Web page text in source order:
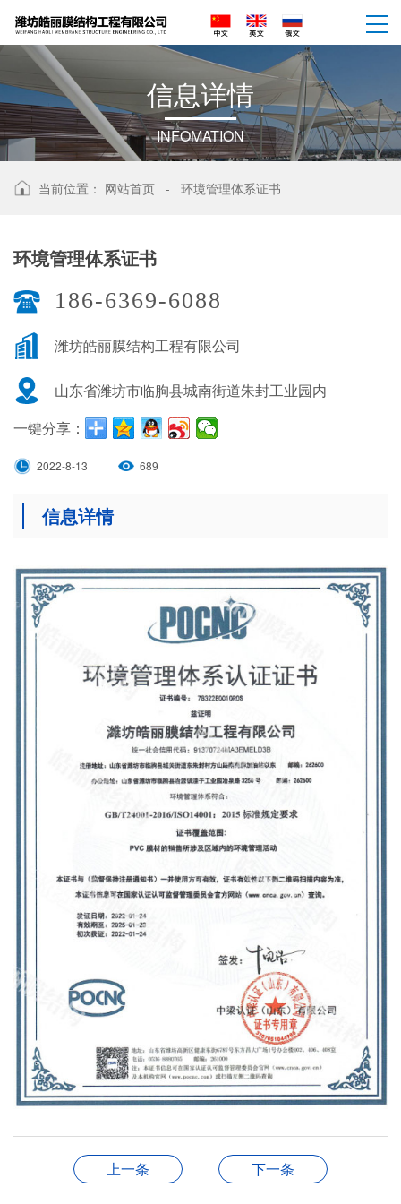
信息详情
INFOMATION
当前位置： 网站首页 - 环境管理体系证书
环境管理体系证书
186-6369-6088
潍坊皓丽膜结构工程有限公司
山东省潍坊市临朐县城南街道朱封工业园内
一键分享：
2022-8-13 689
信息详情
上一条 下一条